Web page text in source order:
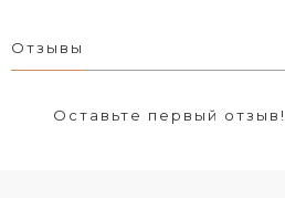
Отзывы
Оставьте первый отзыв!